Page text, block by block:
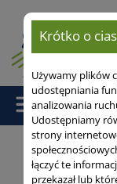
Strona główna/
Krótko o
Używamy plików
udostępniania
analizowania
Udostępniamy
strony
łączyć te
przekazał lub